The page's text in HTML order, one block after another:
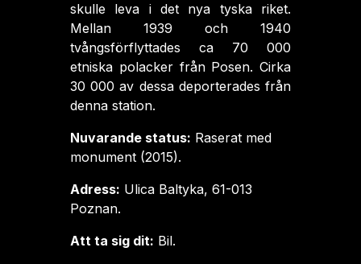
skulle leva i det nya tyska riket.
Mellan 1939 och 1940
tvångsförflyttades ca 70 000
etniska polacker från Posen. Cirka
30 000 av dessa deporterades från
denna station.
Nuvarande status: Raserat med
monument (2015).
Adress: Ulica Baltyka, 61-013
Poznan.
Att ta sig dit: Bil.